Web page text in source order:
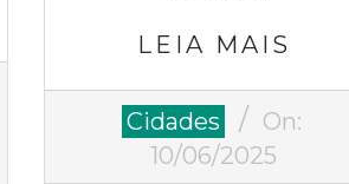
LEIA MAIS
Cidades
On:
10/06/2025